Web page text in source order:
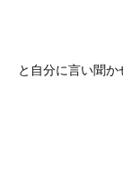
と自分に言い聞か